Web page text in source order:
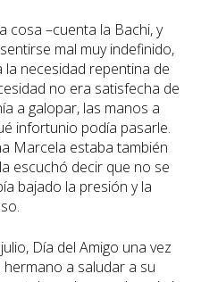
cosa –cuenta la Bachi, y
mal muy indefinido,
necesidad repentina de
no era satisfecha de
a galopar, las manos a
infortunio podía pasarle.
Marcela estaba también
escuchó decir que no se
bajado la presión y la
Día del Amigo una vez
hermano a saludar a su